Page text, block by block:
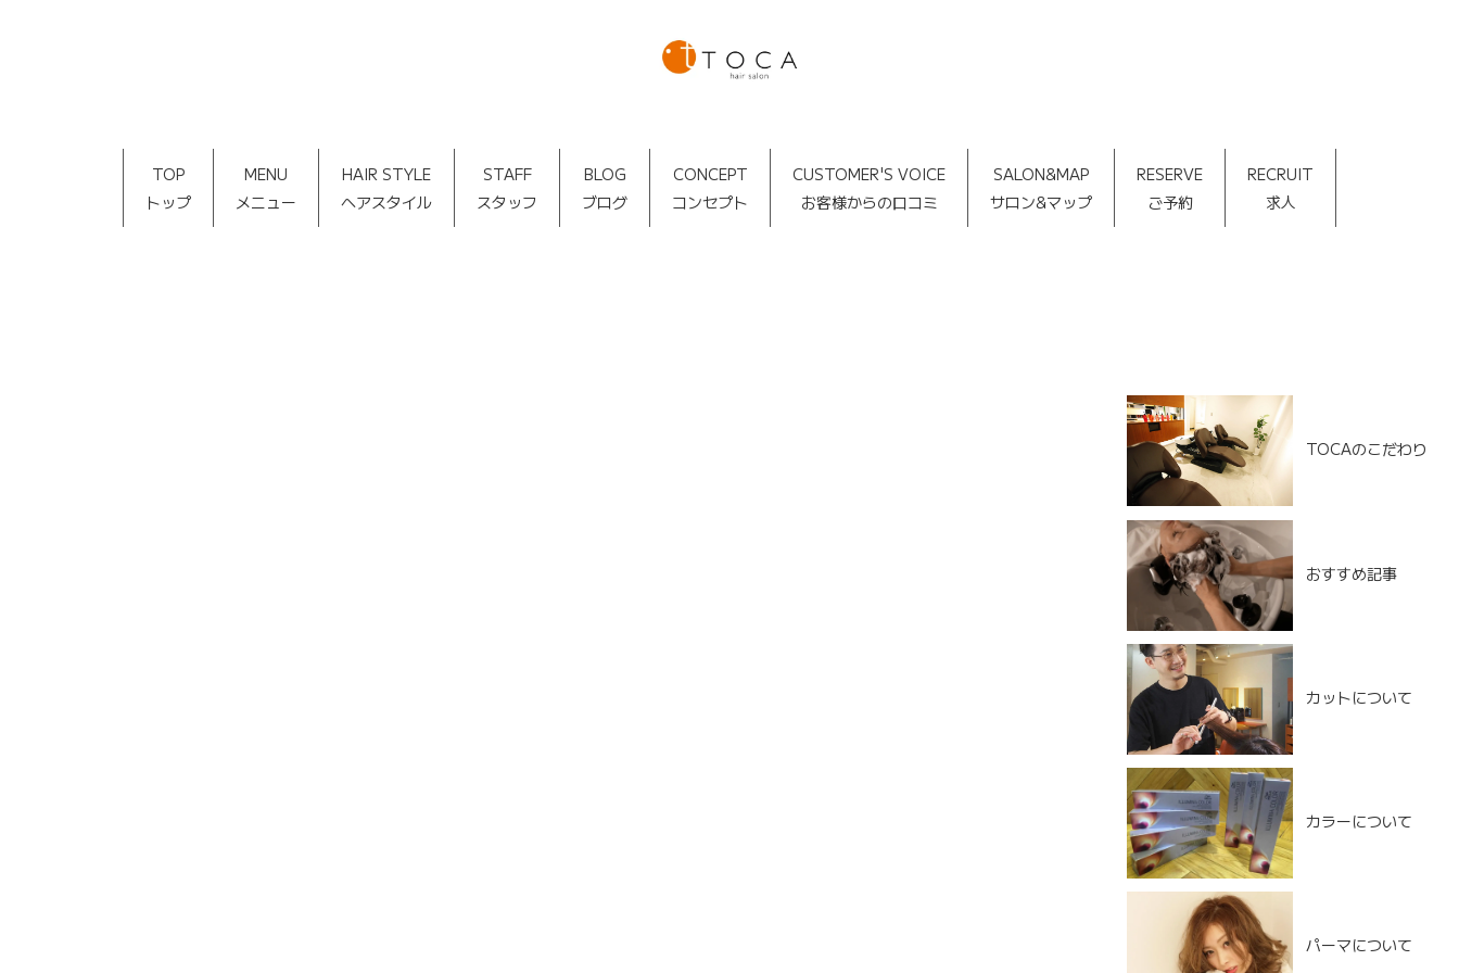
TOP
トップ
MENU
メニュー
HAIR STYLE
ヘアスタイル
STAFF
スタッフ
BLOG
ブログ
CONCEPT
コンセプト
CUSTOMER'S VOICE
お客様からの口コミ
SALON&MAP
サロン&マップ
RESERVE
ご予約
RECRUIT
求人
TOCAのこだわり
おすすめ記事
カットについて
カラーについて
パーマについて